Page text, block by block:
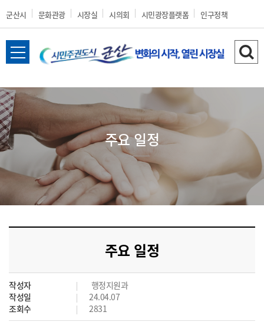
군산시 문화관광 시장실 시의회 시민광장플랫폼 인구정책
전
메
뉴
열
기
검
하
주요 일정
주요 일정
작성자
행정지원과
작성일
24.04.07
조회수
2831